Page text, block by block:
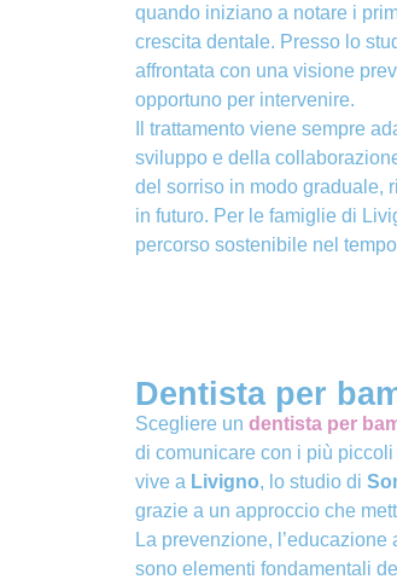
quando iniziano a notare i
crescita dentale. Presso lo
affrontata con una visione
opportuno per intervenire.
Il trattamento viene sempre
sviluppo e della
del sorriso in modo graduale,
in futuro. Per le famiglie di
percorso sostenibile nel
Dentista per
Scegliere un dentista per
di comunicare con i più
vive a Livigno, lo studio di
grazie a un approccio che
La prevenzione,
sono elementi fondamentali